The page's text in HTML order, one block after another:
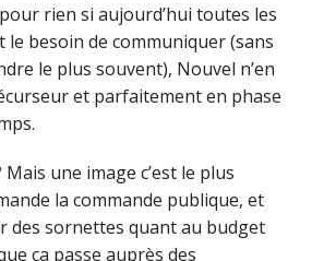
rien si aujourd’hui toutes les
le besoin de communiquer (sans
le plus souvent), Nouvel n’en
et parfaitement en phase
Mais une image c’est le plus
la commande publique, et
des sornettes quant au budget
ça passe auprès des